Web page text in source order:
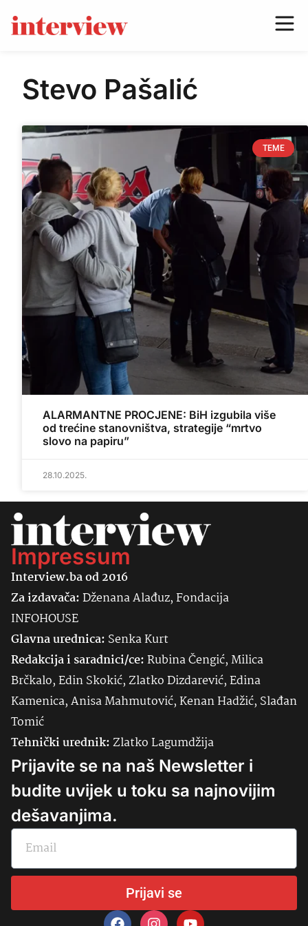
Stevo Pašalić
TEME
ALARMANTNE PROCJENE: BiH izgubila više
od trećine stanovništva, strategije “mrtvo
slovo na papiru”
28.10.2025.
Impressum
Interview.ba od 2016
Za izdavača:Dženana Alađuz, Fondacija
INFOHOUSE
Glavna urednica: SenkaKurt
Redakcija i saradnici/ce:Rubina Čengić, Milica
Brčkalo, Edin Skokić, Zlatko Dizdarević, Edina
Kamenica, Anisa Mahmutović, Kenan Hadžić, Slađan
Tomić
Tehnički urednik:Zlatko Lagumdžija
Prijavite se na naš Newsletter i
budite uvijek u toku sa najnovijim
dešavanjima.
Prijavi se